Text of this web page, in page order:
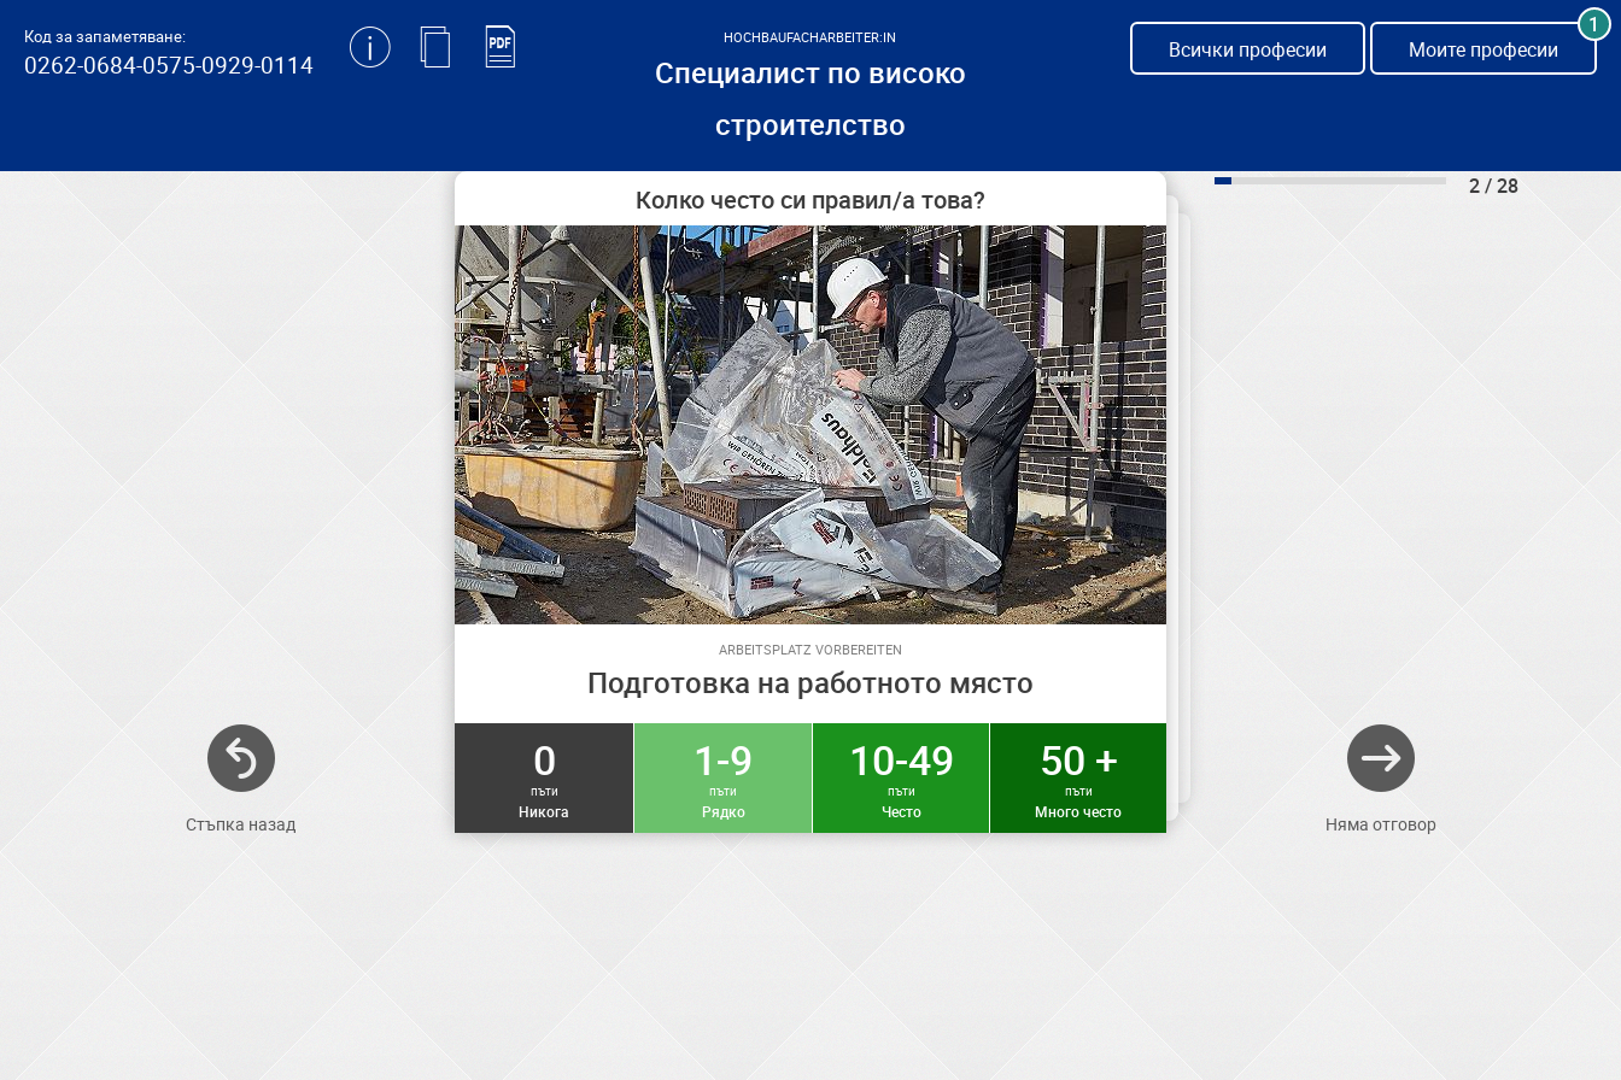
Код за запаметяване:
0262-0684-0575-0929-0114
HOCHBAUFACHARBEITER:IN
Специалист по високо
строителство
Всички професии Моите професии
1
Стъпка назад
Колко често си правил/а това?
ARBEITSPLATZ VORBEREITEN
Подготовка на работното място
0
пъти
Никога
1-9
пъти
Рядко
10-49
пъти
Често
50 +
пъти
Много често
2 / 28
Няма отговор